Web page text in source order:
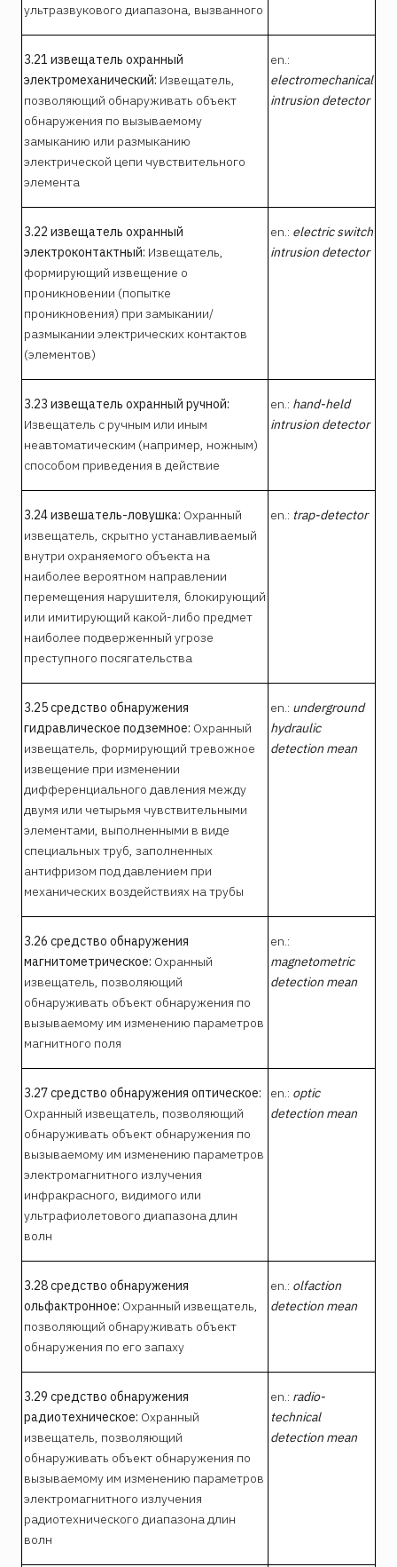
ультразвукового диапазона, вызванного
3.21 извещатель охранный
электромеханический: Извещатель,
позволяющий обнаруживать объект
обнаружения по вызываемому
замыканию или размыканию
электрической цепи чувствительного
элемента
en.:
electromechanical
intrusion detector
3.22 извещатель охранный
электроконтактный: Извещатель,
формирующий извещение о
проникновении (попытке
проникновения) при замыкании/
размыкании электрических контактов
(элементов)
en.: electric switch
intrusion detector
3.23 извещатель охранный ручной:
Извещатель с ручным или иным
неавтоматическим (например, ножным)
способом приведения в действие
en.: hand-held
intrusion detector
3.24 извешатель-ловушка: Охранный
извещатель, скрытно устанавливаемый
внутри охраняемого объекта на
наиболее вероятном направлении
перемещения нарушителя, блокирующий
или имитирующий какой-либо предмет
наиболее подверженный угрозе
преступного посягательства
en.: trap-detector
3.25 средство обнаружения
гидравлическое подземное: Охранный
извещатель, формирующий тревожное
извещение при изменении
дифференциального давления между
двумя или четырьмя чувствительными
элементами, выполненными в виде
специальных труб, заполненных
антифризом под давлением при
механических воздействиях на трубы
en.: underground
hydraulic
detection mean
3.26 средство обнаружения
магнитометрическое: Охранный
извещатель, позволяющий
обнаруживать объект обнаружения по
вызываемому им изменению параметров
магнитного поля
en.:
magnetometric
detection mean
3.27 средство обнаружения оптическое:
Охранный извещатель, позволяющий
обнаруживать объект обнаружения по
вызываемому им изменению параметров
электромагнитного излучения
инфракрасного, видимого или
ультрафиолетового диапазона длин
волн
en.: optic
detection mean
3.28 средство обнаружения
ольфактронное: Охранный извещатель,
позволяющий обнаруживать объект
обнаружения по его запаху
en.: olfaction
detection mean
3.29 средство обнаружения
радиотехническое: Охранный
извещатель, позволяющий
обнаруживать объект обнаружения по
вызываемому им изменению параметров
электромагнитного излучения
радиотехнического диапазона длин
волн
en.: radio-
technical
detection mean